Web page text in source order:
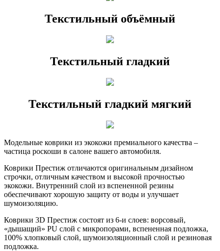
Текстильный объёмный
Текстильный гладкий
Текстильный гладкий мягкий
Модельные коврики из экокожи премиального качества –
частица роскоши в салоне вашего автомобиля.
Коврики Престиж отличаются оригинальным дизайном
строчки, отличным качеством и высокой прочностью
экокожи. Внутренний слой из вспененной резины
обеспечивают хорошую защиту от воды и улучшает
шумоизоляцию.
Коврики 3D Престиж состоят из 6-и слоев: ворсовый,
«дышащий» PU слой с микропорами, вспененная подложка,
100% хлопковый слой, шумоизоляционный слой и резиновая
подложка.